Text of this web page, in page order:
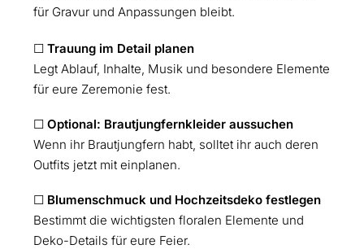
für Gravur und Anpassungen bleibt.
☐ Trauung im Detail planen
Legt Ablauf, Inhalte, Musik und besondere Elemente
für eure Zeremonie fest.
☐ Optional: Brautjungfernkleider aussuchen
Wenn ihr Brautjungfern habt, solltet ihr auch deren
Outfits jetzt mit einplanen.
☐ Blumenschmuck und Hochzeitsdeko festlegen
Bestimmt die wichtigsten floralen Elemente und
Deko-Details für eure Feier.